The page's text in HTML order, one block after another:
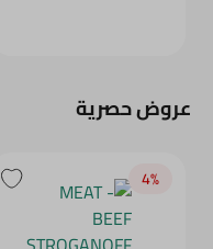
عروض حصرية
4‎%‎